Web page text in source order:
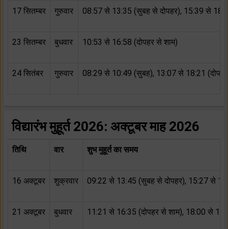
17 सितम्बर गुरुवार 08:57 से 13:35 (सुबह से दोपहर), 15:39 से
23 सितम्बर बुधवार 10:53 से 16:58 (दोपहर से शाम)
24 सितंबर गुरुवार 08:29 से 10:49 (सुबह), 13:07 से 18:21
विद्यारंभ मुहूर्त 2026: अक्टूबर माह 2026
तिथि वार शुभ मुहूर्त का समय
16 अक्टूबर शुक्रवार 09:22 से 13:45 (सुबह से दोपहर), 15:27 से
21 अक्टूबर बुधवार 11:21 से 16:35 (दोपहर से शाम), 18:00 से